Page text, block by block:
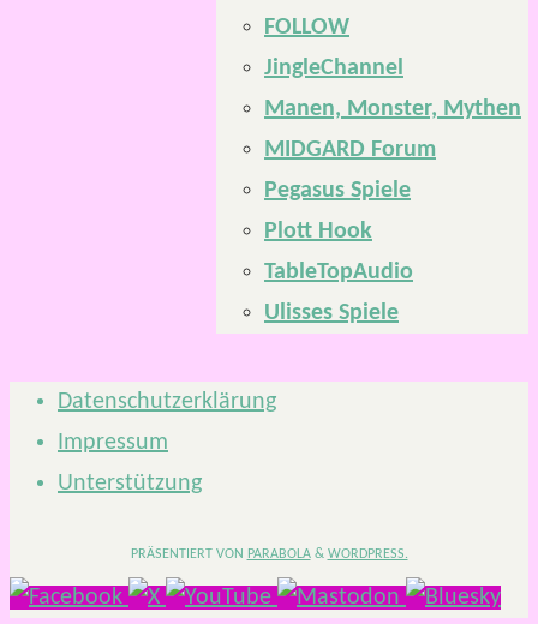
FOLLOW
JingleChannel
Manen, Monster, Mythen
MIDGARD Forum
Pegasus Spiele
Plott Hook
TableTopAudio
Ulisses Spiele
Datenschutzerklärung
Impressum
Unterstützung
PRÄSENTIERT VON PARABOLA& WORDPRESS.